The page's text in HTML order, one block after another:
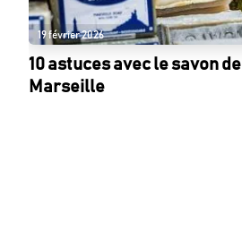
19 février 2026
10 astuces avec le savon de
Marseille